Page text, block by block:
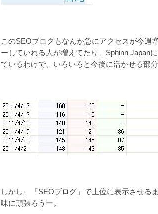
このSEOブログもなんか急にアクセスが今週
ーしていれる人が増えてたり、Sphinn Japan
ているわけで、いろいろと今後に活かせる部
しかし、「SEOブログ」で上位に表示させる
味に頑張ろうー。